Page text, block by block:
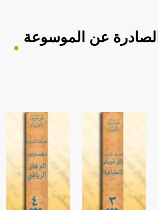
عن الموسوعة